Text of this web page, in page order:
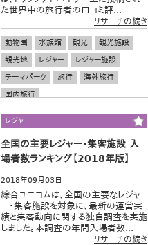
た世界中の旅行者の口コミ評...
リサーチの続き
動物園 水族館 観光
観光施設
観光地
レジャー
レジャー施設
テーマパーク
旅行
海外旅行
国内旅行
レジャー
全国の主要レジャー・集客施設 入
場者数ランキング【2018年版】
2018年09月03日
綜合ユニコムは、全国の主要なレジャ
ー・集客施設を対象に、最新の運営実
績と集客動向に関する独自調査を実施
しました。本調査の年間入場者数...
リサーチの続き